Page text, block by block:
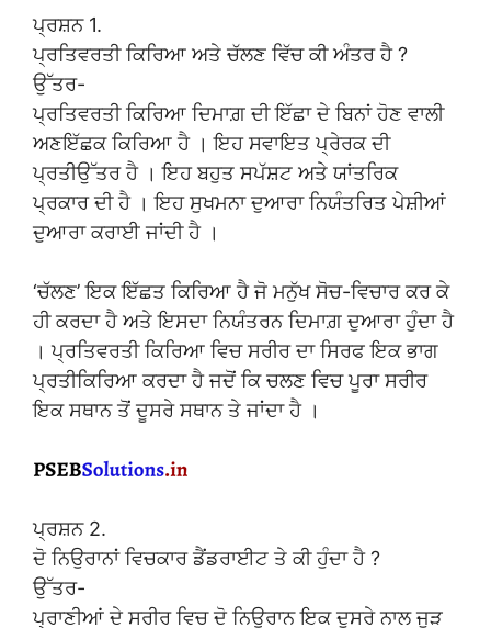
ਪ੍ਰਸ਼ਨ 1.
ਪ੍ਰਤਿਵਰਤੀ ਕਿਰਿਆ ਅਤੇ ਚੱਲਣ ਵਿੱਚ ਕੀ ਅੰਤਰ ਹੈ ?
ਉੱਤਰ-
ਪ੍ਰਤਿਵਰਤੀ ਕਿਰਿਆ ਦਿਮਾਗ਼ ਦੀ ਇੱਛਾ ਦੇ ਬਿਨਾਂ ਹੋਣ ਵਾਲੀ
ਅਣਇੱਛਕ ਕਿਰਿਆ ਹੈ । ਇਹ ਸਵਾਇਤ ਪ੍ਰੇਰਕ ਦੀ
ਪ੍ਰਤੀਉੱਤਰ ਹੈ । ਇਹ ਬਹੁਤ ਸਪੱਸ਼ਟ ਅਤੇ ਯਾਂਤਰਿਕ
ਪ੍ਰਕਾਰ ਦੀ ਹੈ । ਇਹ ਸੁਖਮਨਾ ਦੁਆਰਾ ਨਿਯੰਤਰਿਤ ਪੇਸ਼ੀਆਂ
ਦੁਆਰਾ ਕਰਾਈ ਜਾਂਦੀ ਹੈ ।
‘ਚੱਲਣ’ ਇਕ ਇੱਛਤ ਕਿਰਿਆ ਹੈ ਜੋ ਮਨੁੱਖ ਸੋਚ-ਵਿਚਾਰ ਕਰ ਕੇ
ਹੀ ਕਰਦਾ ਹੈ ਅਤੇ ਇਸਦਾ ਨਿਯੰਤਰਨ ਦਿਮਾਗ਼ ਦੁਆਰਾ ਹੁੰਦਾ ਹੈ
। ਪ੍ਰਤਿਵਰਤੀ ਕਿਰਿਆ ਵਿਚ ਸਰੀਰ ਦਾ ਸਿਰਫ ਇਕ ਭਾਗ
ਪ੍ਰਤੀਕਿਰਿਆ ਕਰਦਾ ਹੈ ਜਦੋਂ ਕਿ ਚਲਣ ਵਿਚ ਪੂਰਾ ਸਰੀਰ
ਇਕ ਸਥਾਨ ਤੋਂ ਦੂਸਰੇ ਸਥਾਨ ਤੇ ਜਾਂਦਾ ਹੈ ।
ਪ੍ਰਸ਼ਨ 2.
ਦੋ ਨਿਉਰਾਨਾਂ ਵਿਚਕਾਰ ਡੈਂਡਰਾਈਟ ਤੇ ਕੀ ਹੁੰਦਾ ਹੈ ?
ਉੱਤਰ-
ਪ੍ਰਾਣੀਆਂ ਦੇ ਸਰੀਰ ਵਿਚ ਦੋ ਨਿਊਰਾਨ ਇਕ ਦੂਸਰੇ ਨਾਲ ਜੁੜ